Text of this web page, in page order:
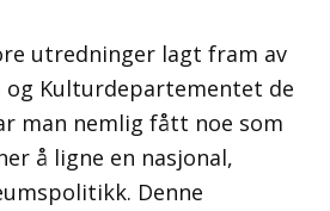
utredninger lagt fram av
og Kulturdepartementet de
man nemlig fått noe som
å ligne en nasjonal,
Denne